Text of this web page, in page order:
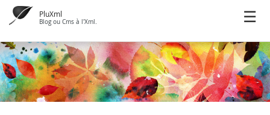
PluXml
Blog ou Cms à l'Xml.